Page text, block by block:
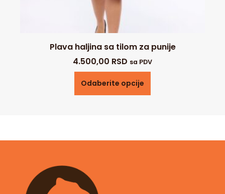
Plava haljina sa tilom za punije
4.500,00 RSD sa PDV
Odaberite opcije